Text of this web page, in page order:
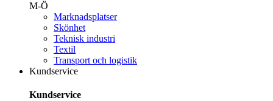
M-Ö
Marknadsplatser
Skönhet
Teknisk industri
Textil
Transport och logistik
Kundservice
Kundservice